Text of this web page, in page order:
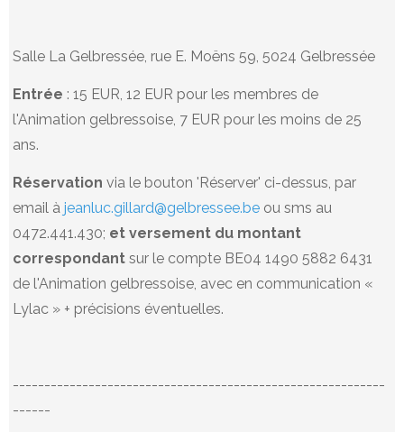
Salle La Gelbressée, rue E. Moëns 59, 5024 Gelbressée
Entrée : 15 EUR, 12 EUR pour les membres de
l'Animation gelbressoise, 7 EUR pour les moins de 25
ans.
Réservation via le bouton 'Réserver' ci-dessus, par
email àjeanluc.gillard@gelbressee.be ou sms au
0472.441.430; et versement du montant
correspondant sur le compte BE04 1490 5882 6431
de l'Animation gelbressoise, avec en communication «
Lylac » + précisions éventuelles.
-----------------------------------------------------------
------